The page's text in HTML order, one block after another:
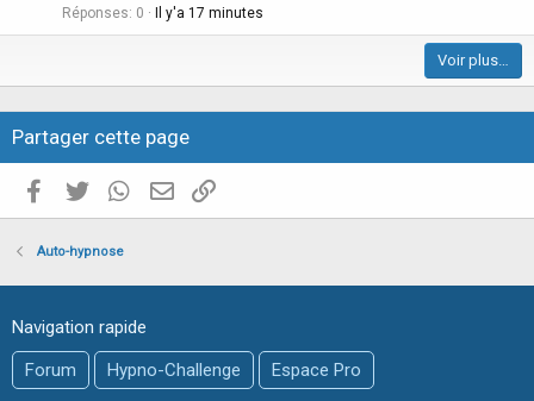
i
l
e
Réponses 0 Il y'a 17 minutes
Voir plus…
Partager cette page
Facebook
Twitter WhatsAppE-mail valide
Auto-hypnose
Navigation rapide
Forum
Hypno-Challenge
Espace Pro